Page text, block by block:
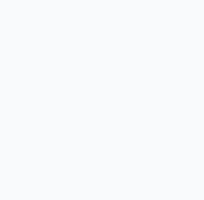
selalu dengan
dampak bisnis nyata.